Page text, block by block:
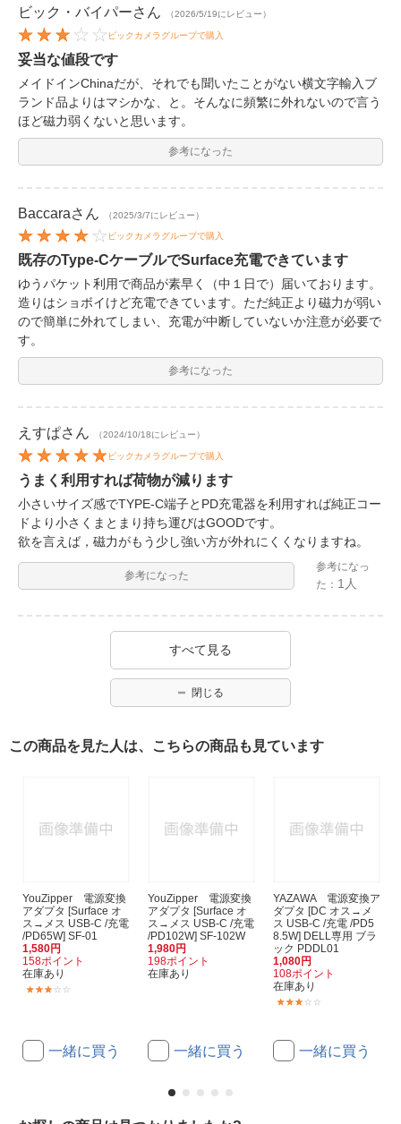
ビック・バイパーさん （2026/5/19にレビュー）
ビックカメラグループで購入
妥当な値段です
メイドインChinaだが、それでも聞いたことがない横文字輸入ブ
ランド品よりはマシかな、と。そんなに頻繁に外れないので言う
ほど磁力弱くないと思います。
参考になった
Baccaraさん （2025/3/7にレビュー）
ビックカメラグループで購入
既存のType-CケーブルでSurface充電できています
ゆうパケット利用で商品が素早く（中１日で）届いております。
造りはショボイけど充電できています。ただ純正より磁力が弱い
ので簡単に外れてしまい、充電が中断していないか注意が必要で
す。
参考になった
えすぱさん （2024/10/18にレビュー）
ビックカメラグループで購入
うまく利用すれば荷物が減ります
小さいサイズ感でTYPE-C端子とPD充電器を利用すれば純正コー
ドより小さくまとまり持ち運びはGOODです。
欲を言えば，磁力がもう少し強い方が外れにくくなりますね。
参考になった
参考になっ
た： 1人
すべて見る
閉じる
この商品を見た人は、こちらの商品も見ています
YouZipper 電源変換
アダプタ [Surface オ
ス→メス USB-C /充電
/PD65W] SF-01
1,580円
158ポイント
在庫あり
一緒に買う
YouZipper 電源変換
アダプタ [Surface オ
ス→メス USB-C /充電
/PD102W] SF-102W
1,980円
198ポイント
在庫あり
一緒に買う
YAZAWA 電源変換ア
ダプタ [DC オス→メ
ス USB-C /充電 /PD5
8.5W] DELL専用 ブラ
ック PDDL01
1,080円
108ポイント
在庫あり
一緒に買う